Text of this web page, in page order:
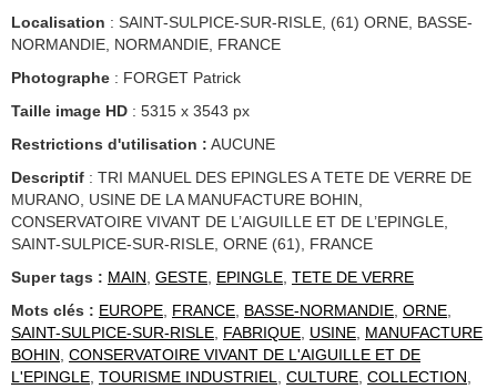
Localisation : SAINT-SULPICE-SUR-RISLE, (61) ORNE, BASSE-
NORMANDIE, NORMANDIE, FRANCE
Photographe : FORGET Patrick
Taille image HD : 5315 x 3543 px
Restrictions d'utilisation : AUCUNE
Descriptif : TRI MANUEL DES EPINGLES A TETE DE VERRE DE
MURANO, USINE DE LA MANUFACTURE BOHIN,
CONSERVATOIRE VIVANT DE L’AIGUILLE ET DE L’EPINGLE,
SAINT-SULPICE-SUR-RISLE, ORNE (61), FRANCE
Super tags : MAIN, GESTE, EPINGLE, TETE DE VERRE
Mots clés : EUROPE, FRANCE, BASSE-NORMANDIE, ORNE,
SAINT-SULPICE-SUR-RISLE, FABRIQUE, USINE, MANUFACTURE
BOHIN, CONSERVATOIRE VIVANT DE L'AIGUILLE ET DE
L'EPINGLE, TOURISME INDUSTRIEL, CULTURE, COLLECTION,